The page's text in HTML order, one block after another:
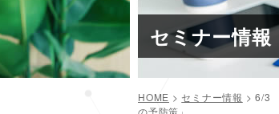
プ
セミナー情報
HOME > セミナー情報 > 6/3
の予防策」